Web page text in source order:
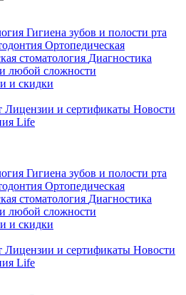
Гигиена зубов и полости рта
Ортопедическая
стоматология Диагностика
любой сложности
и скидки
Лицензии и сертификаты Новости
Life
Гигиена зубов и полости рта
Ортопедическая
стоматология Диагностика
любой сложности
и скидки
Лицензии и сертификаты Новости
Life